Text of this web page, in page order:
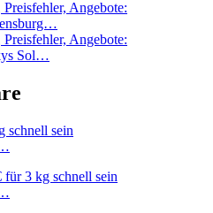
Angebote:
Angebote:
Sol…
schnell sein
für 3 kg schnell sein